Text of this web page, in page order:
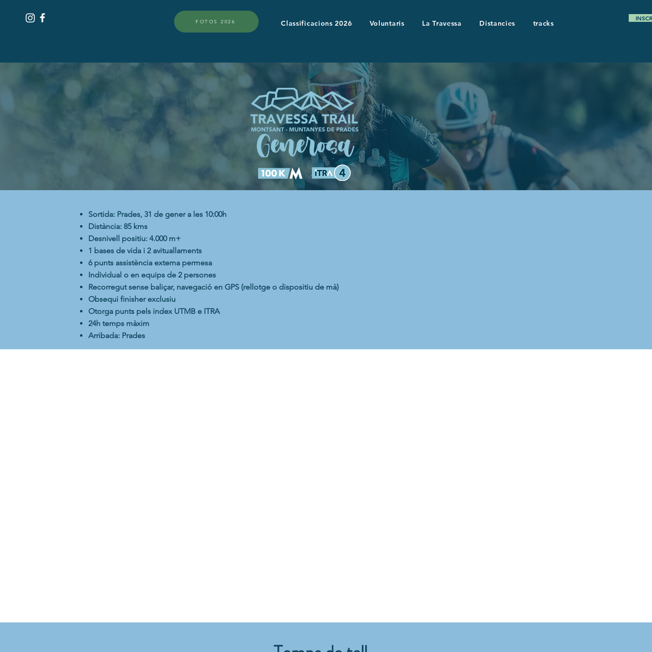
FOTOS 2026 Classificacions 2026 Voluntaris La Travessa Distancies tracks
Sortida: Prades, 31 de gener a les 10:00h
Distància: 85 kms
Desnivell positiu: 4.000 m+
1 bases de vida i 2 avituallaments
6 punts assistència externa permesa
Individual o en equips de 2 persones
Recorregut sense baliçar, navegació en GPS (rellotge o dispositiu de mà)
Obsequi finisher exclusiu
Otorga punts pels index UTMB e ITRA
24h temps màxim
Arribada: Prades